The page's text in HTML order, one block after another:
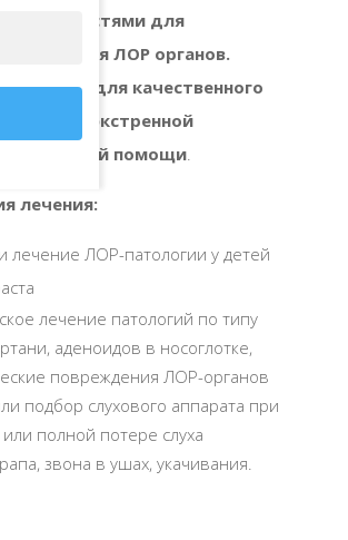
для
и лечения ЛОР органов.
условия для качественного
и экстренной
помощи.
лечения:
лечение ЛОР-патологии у детей
лечение патологий по типу
аденоидов в носоглотке,
повреждения ЛОР-органов
подбор слухового аппарата при
полной потере слуха
звона в ушах, укачивания.